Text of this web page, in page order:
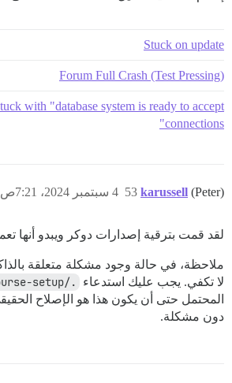
Stuck on update
Forum Full Crash (Test Pressing)
with "database system is ready to accept
connections"
karussell (Peter) 4 سبتمبر 2024، 7:21ص 53
لقد قمت بترقية إصدارات دوكر ويبدو أنها
ملاحظة، في حالة وجود مشكلة متعلقة
لا تكفي. يجب عليك استدعاء
./discourse-setup
المحتمل حتى أن يكون هذا هو الإصلاح الحقيقي
دون مشكلة.